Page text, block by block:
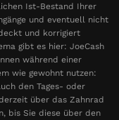
Ist-Bestand Ihrer
und eventuell nicht
und korrigiert
gibt es hier: JoeCash
während einer
wie gewohnt nutzen:
den Tages- oder
über das Zahnrad
bis Sie diese über den